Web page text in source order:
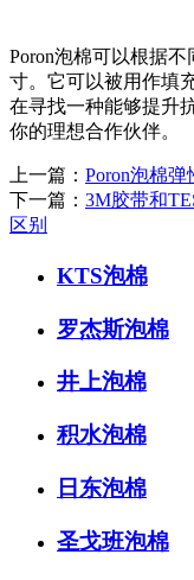
Poron泡棉可以根据
寸。它可以被用作填
在寻找一种能够提升
你的理想合作伙伴。
上一篇： Poron泡棉弹
下一篇： 3M胶带和
区别
KTS泡棉
罗杰斯泡棉
井上泡棉
积水泡棉
日东泡棉
圣戈班泡棉